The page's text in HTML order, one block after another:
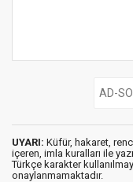
UYARI: Küfür, hakaret,
içeren, imla kuralları ile
Türkçe karakter
onaylanmamaktadır.